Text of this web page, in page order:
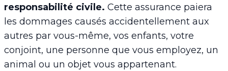
responsabilité civile. Cette assurance paiera
les dommages causés accidentellement aux
autres par vous-même, vos enfants, votre
conjoint, une personne que vous employez, un
animal ou un objet vous appartenant.